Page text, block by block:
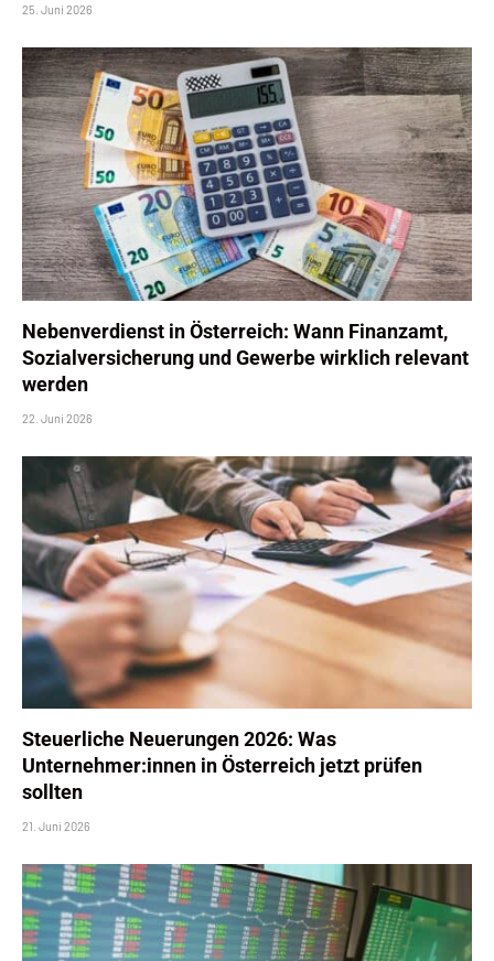
25. Juni 2026
Nebenverdienst in Österreich: Wann Finanzamt,
Sozialversicherung und Gewerbe wirklich relevant
werden
22. Juni 2026
Steuerliche Neuerungen 2026: Was
Unternehmer:innen in Österreich jetzt prüfen
sollten
21. Juni 2026